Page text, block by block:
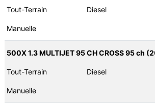
Tout-Terrain Diesel
Manuelle
500X 1.3 MULTIJET 95 CH CROSS 95 ch
Tout-Terrain Diesel
Manuelle